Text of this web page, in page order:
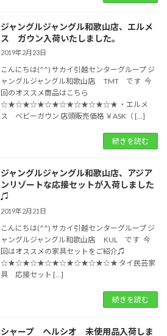
ジャングルジャングル和歌山店、エルメ
ス ガウン入荷いたしました。
2019年2月23日
こんにちは(^^) サカイ引越センターグループ ジ
ャングルジャングル和歌山店 TMT です 今
回のオススメ商品はこちら
☆★☆★☆★☆★☆★☆★☆★☆★ ・エルメ
ス ベビーガウン 店頭販売価格 ￥ASK（ […]
続きを読む
ジャングルジャングル和歌山店、アジア
ンリゾートな応接セットが入荷しました
♫
2019年2月21日
こんにちは(^^) サカイ引越センターグループ ジ
ャングルジャングル和歌山店 KUL です 今
回はオススメの家具セットをご紹介♫
☆★☆★☆★☆★☆★☆★☆★☆★ タイ民芸家
具 応接セット […]
続きを読む
シャープ ヘルシオ 未使用品入荷しま